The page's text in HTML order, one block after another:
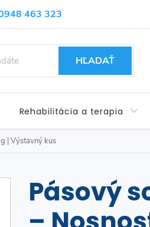
463 323
pre ŤZP
HĽADAŤ
Rehabilitácia a terapia
| Výstavný kus
Pásový